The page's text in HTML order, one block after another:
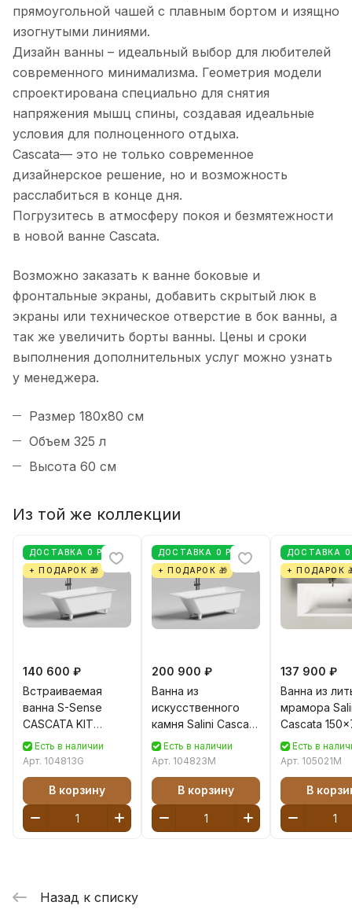
прямоугольной чашей с плавным бортом и изящно
изогнутыми линиями.
Дизайн ванны – идеальный выбор для любителей
современного минимализма. Геометрия модели
спроектирована специально для снятия
напряжения мышц спины, создавая идеальные
условия для полноценного отдыха.
Cascata— это не только современное
дизайнерское решение, но и возможность
расслабиться в конце дня.
Погрузитесь в атмосферу покоя и безмятежности
в новой ванне Cascata.
Возможно заказать к ванне боковые и
фронтальные экраны, добавить скрытый люк в
экраны или техническое отверстие в бок ванны, а
так же увеличить борты ванны. Цены и сроки
выполнения дополнительных услуг можно узнать
у менеджера.
Размер 180x80 см
Объем 325 л
Высота 60 см
Из той же коллекции
ДОСТАВКА 0 РУБ
+ ПОДАРОК 🎁
140 600 ₽
Встраиваемая
ванна S-Sense
CASCATA KIT
170x70 Глянцевая
104813G
Есть в наличии
Арт. 104813G
В корзину
ДОСТАВКА 0 РУБ
+ ПОДАРОК 🎁
200 900 ₽
Ванна из
искусственного
камня Salini Cascata
KIT S-Stone 170х70
104823M белая
встраиваемая
Есть в наличии
Арт. 104823M
В корзину
ДОСТАВКА 0
+ ПОДАРОК
137 900 ₽
Ванна из
мрамора
Cascata
105021M
матовая
Есть в
Арт. 105021M
В
Назад к списку